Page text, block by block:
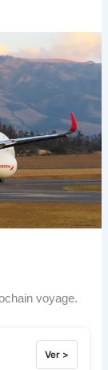
voyage.
Ver >